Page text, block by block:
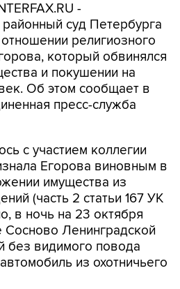
-
суд Петербурга
религиозного
который обвинялся
и покушении на
Об этом сообщает в
пресс-служба
с участием коллегии
Егорова виновным в
имущества из
(часть 2 статьи 167 УК
в ночь на 23 октября
Сосново Ленинградской
без видимого повода
из охотничьего